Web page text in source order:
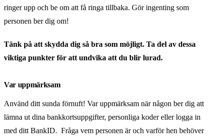
ringer upp och be om att få ringa tillbaka. Gör ingenting som
personen ber dig om!
Tänk på att skydda dig så bra som möjligt. Ta del av dessa
viktiga punkter för att undvika att du blir lurad.
Var uppmärksam
Använd ditt sunda förnuft! Var uppmärksam när någon ber dig att
lämna ut dina bankkortsuppgifter, personliga koder eller logga in
med ditt BankID. Fråga vem personen är och varför hen behöver